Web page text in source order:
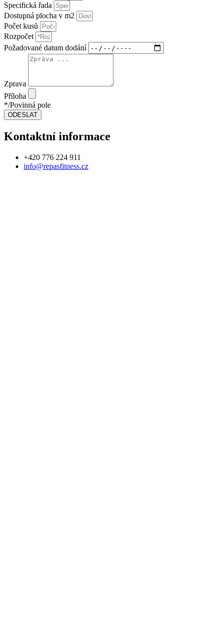
Specifická řada
Dostupná plocha v m2
Počet kusů
Rozpočet
Požadované datum dodání
Zprava
Příloha
*/Povinná pole
ODESLAT
Kontaktní informace
+420 776 224 911
info@repasfitness.cz